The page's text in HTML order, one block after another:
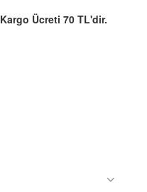
Kargo Ücreti 70 TL'dir.